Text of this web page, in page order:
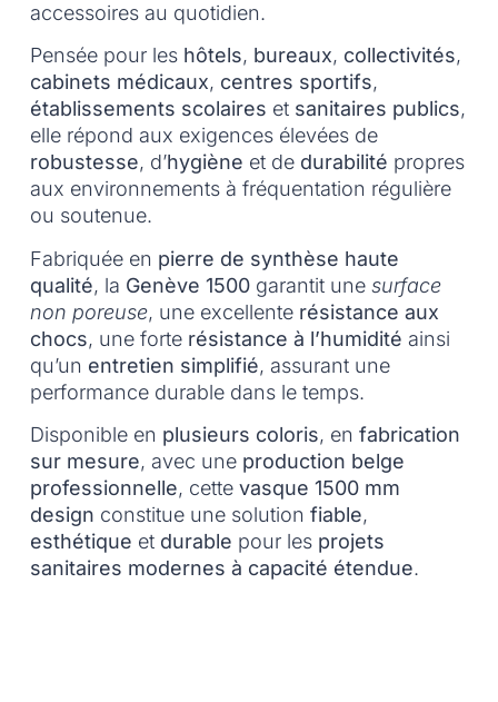
accessoires au quotidien.
Pensée pour les hôtels, bureaux, collectivités,
cabinets médicaux, centres sportifs,
établissements scolaires et sanitaires publics,
elle répond aux exigences élevées de
robustesse, d’hygiène et de durabilité propres
aux environnements à fréquentation régulière
ou soutenue.
Fabriquée en pierre de synthèse haute
qualité, la Genève 1500garantit une surface
non poreuse, une excellente résistance aux
chocs, une forte résistance à l’humidité ainsi
qu’un entretien simplifié, assurant une
performance durable dans le temps.
Disponible en plusieurs coloris, en fabrication
sur mesure, avec une production belge
professionnelle, cette vasque 1500 mm
design constitue une solution fiable,
esthétique et durable pour les projets
sanitaires modernes à capacité étendue.